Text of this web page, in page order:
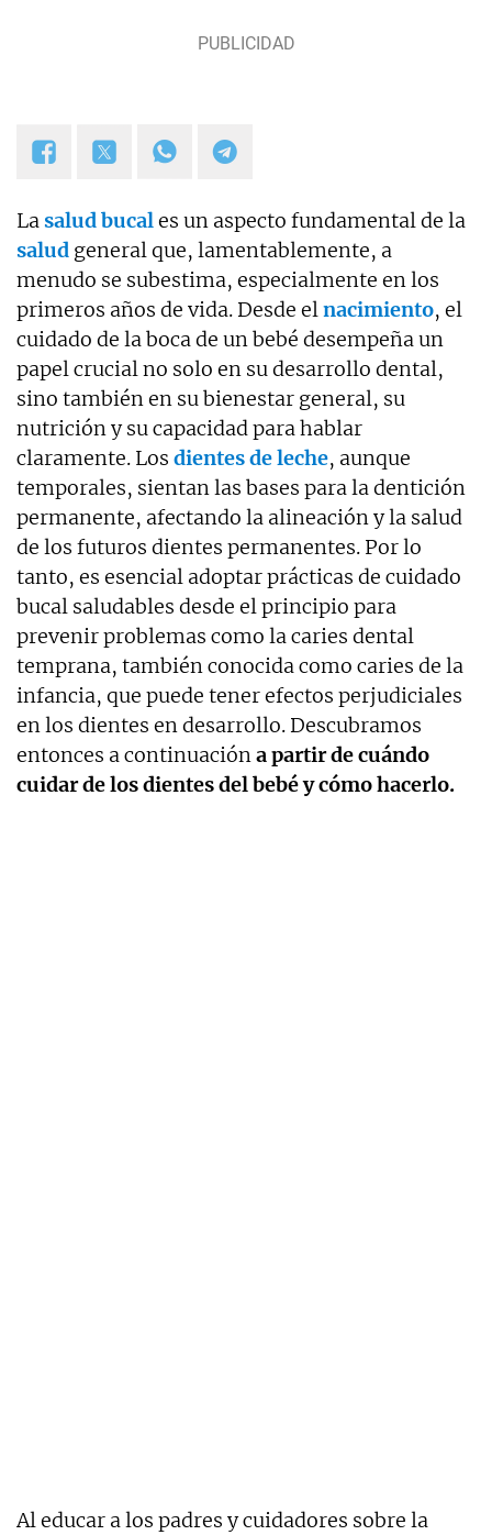
Lasalud bucales un aspecto fundamental de la
salud general que, lamentablemente, a
menudo se subestima, especialmente en los
primeros años de vida. Desde elnacimiento, el
cuidado de la boca de un bebé desempeña un
papel crucial no solo en su desarrollo dental,
sino también en su bienestar general, su
nutrición y su capacidad para hablar
claramente. Los dientes de leche, aunque
temporales, sientan las bases para la dentición
permanente, afectando la alineación y la salud
de los futuros dientes permanentes. Por lo
tanto, es esencial adoptar prácticas de cuidado
bucal saludables desde el principio para
prevenir problemas como la caries dental
temprana, también conocida como caries de la
infancia, que puede tener efectos perjudiciales
en los dientes en desarrollo. Descubramos
entonces a continuacióna partir de cuándo
cuidar de los dientes del bebé y cómo hacerlo.
Al educar a los padres y cuidadores sobre la